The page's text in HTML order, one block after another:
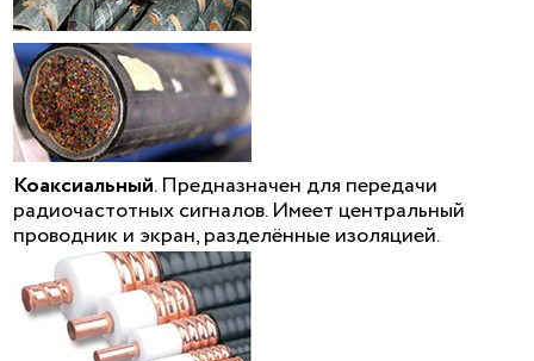
Коаксиальный. Предназначен для передачи
радиочастотных сигналов. Имеет центральный
проводник и экран, разделённые изоляцией.